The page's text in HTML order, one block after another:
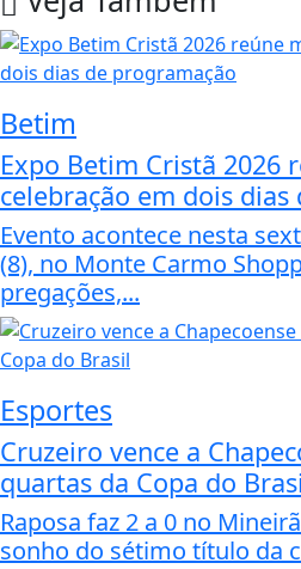
Betim
Expo Betim Cristã 2026
celebração em dois
Evento acontece nesta
(8), no Monte Carmo
pregações,...
Esportes
Cruzeiro vence a
quartas da Copa do
Raposa faz 2 a 0 no
sonho do sétimo título da